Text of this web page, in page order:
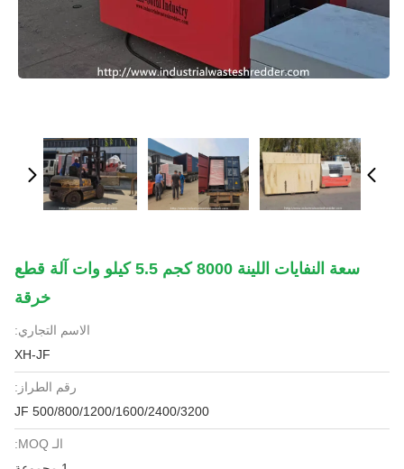
سعة النفايات اللينة 8000 كجم 5.5 كيلو وات آلة قطع
خرقة
الاسم التجاري:
XH-JF
رقم الطراز:
JF 500/800/1200/1600/2400/3200
الـ MOQ: